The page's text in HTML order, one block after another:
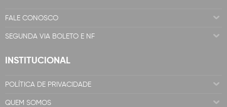
FALE CONOSCO
SEGUNDA VIA BOLETO E NF
INSTITUCIONAL
POLÍTICA DE PRIVACIDADE
QUEM SOMOS